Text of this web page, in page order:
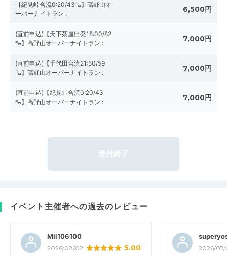
【紀見峠合流0:20/43㌔】高野山オ
ーバーナイトラン : 6,500円
(直前申込)【天下茶屋出発18:00/82
㌔】高野山オーバーナイトラン : 7,000円
(直前申込)【千代田合流21:50/59
㌔】高野山オーバーナイトラン : 7,000円
(直前申込)【紀見峠合流0:20/43
㌔】高野山オーバーナイトラン : 7,000円
受付終了
イベント主催者への過去のレビュー
Mii106100
2026/08/02 5.00 2026/